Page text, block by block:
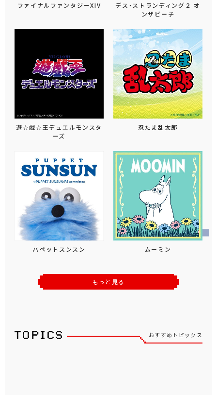
ファイナルファンタジーXIV
デス・ストランディング２ オ
ンザビーチ
遊☆戯☆王デュエルモンスタ
ーズ
忍たま乱太郎
パペットスンスン ムーミン
もっと見る
おすすめトピックス